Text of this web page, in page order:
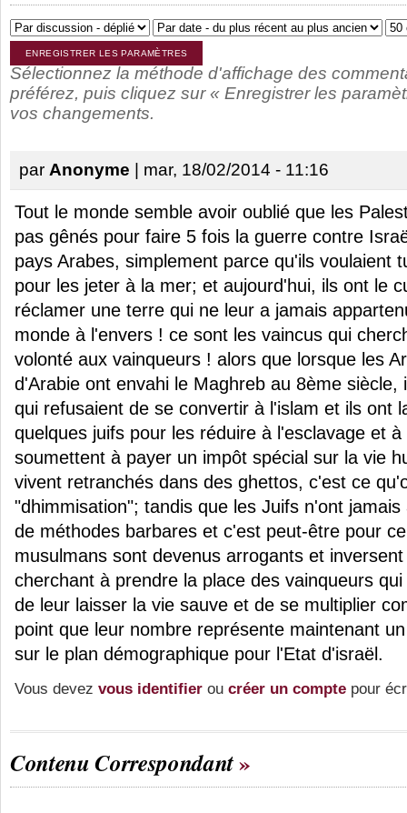
Sélectionnez la méthode d'affichage des
préférez, puis cliquez sur « Enregistrer les
vos changements.
par Anonyme | mar, 18/02/2014 - 11:16
Tout le monde semble avoir oublié que les
pas gênés pour faire 5 fois la guerre contre
pays Arabes, simplement parce qu'ils voulaient
pour les jeter à la mer; et aujourd'hui, ils ont le
réclamer une terre qui ne leur a jamais
monde à l'envers ! ce sont les vaincus qui
volonté aux vainqueurs ! alors que lorsque les
d'Arabie ont envahi le Maghreb au 8ème siècle,
qui refusaient de se convertir à l'islam et ils ont
quelques juifs pour les réduire à l'esclavage et
soumettent à payer un impôt spécial sur la vie
vivent retranchés dans des ghettos, c'est ce
"dhimmisation"; tandis que les Juifs n'ont
de méthodes barbares et c'est peut-être pour
musulmans sont devenus arrogants et
cherchant à prendre la place des vainqueurs
de leur laisser la vie sauve et de se multiplier
point que leur nombre représente maintenant
sur le plan démographique pour l'Etat d'israël.
Vous devez vous identifier ou créer un compte pour
Contenu Correspondant